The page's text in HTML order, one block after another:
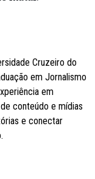
Cruzeiro do
em Jornalismo
em
conteúdo e mídias
e conectar